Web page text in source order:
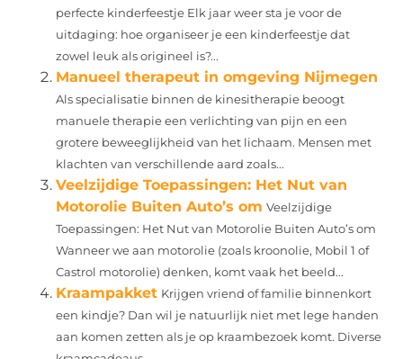
perfecte kinderfeestje Elk jaar weer sta je voor de
uitdaging: hoe organiseer je een kinderfeestje dat
zowel leuk als origineel is?...
Manueel therapeut in omgeving Nijmegen
Als specialisatie binnen de kinesitherapie beoogt
manuele therapie een verlichting van pijn en een
grotere beweeglijkheid van het lichaam. Mensen met
klachten van verschillende aard zoals...
Veelzijdige Toepassingen: Het Nut van
Motorolie Buiten Auto’s om Veelzijdige
Toepassingen: Het Nut van Motorolie Buiten Auto’s om
Wanneer we aan motorolie (zoals kroonolie, Mobil 1 of
Castrol motorolie) denken, komt vaak het beeld...
Kraampakket Krijgen vriend of familie binnenkort
een kindje? Dan wil je natuurlijk niet met lege handen
aan komen zetten als je op kraambezoek komt. Diverse